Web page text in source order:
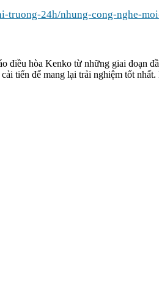
truong-24h/nhung-cong-nghe-
hòa Kenko từ những giai đoạn
tiến để mang lại trải nghiệm tốt